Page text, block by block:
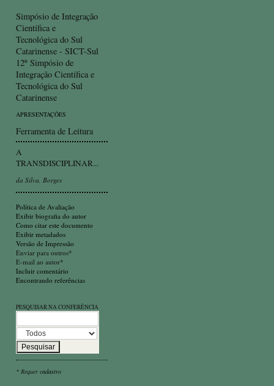
Simpósio de Integração
Científica e
Tecnológica do Sul
Catarinense - SICT-Sul
12º Simpósio de
Integração Científica e
Tecnológica do Sul
Catarinense
APRESENTAÇÕES
Ferramenta de Leitura
A
TRANSDISCIPLINAR...
da Silva, Borges
Política de Avaliação
Exibir biografia do autor
Como citar este documento
Exibir metadados
Versão de Impressão
Enviar para outros*
E-mail ao autor*
Incluir comentário
Encontrando referências
PESQUISAR NA CONFERÊNCIA
* Requercadastro